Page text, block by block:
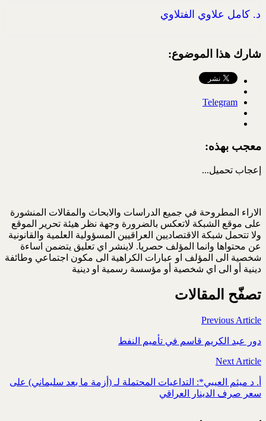
د. كامل علاوي الفتلاوي
شارك هذا الموضوع:
Telegram
معجب بهذه:
إعجاب تحميل...
الاراء المطروحة في جميع الدراسات والابحاث والمقالات المنشورة
على موقع الشبكة لاتعكس بالضرورة وجهة نظر هيئة تحرير الموقع
ولا تتحمل شبكة الاقتصاديين العراقيين المسؤولية العلمية والقانونية
عن محتواها وانما المؤلف حصريا. لاينشر اي تعليق يتضمن اساءة
شخصية الى المؤلف او عبارات الكراهية الى مكون اجتماعي وطائفة
دينية أو الى اي شخصية أو مؤسسة رسمية او دينية
تصفّح المقالات
Previous Article
دور عبد الكريم قاسم في تأميم النفط
Next Article
أ. د ميثم العيبي*: التداعيات المحتملة لـ (أزمة ما بعد سليماني) على
سعر صرف الدينار العراقي